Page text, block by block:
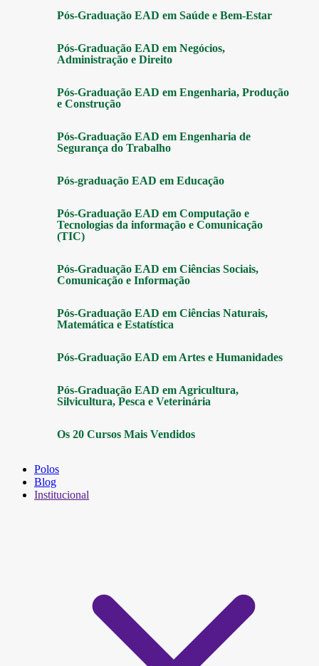
Pós-Graduação EAD em Saúde e Bem-Estar
Pós-Graduação EAD em Negócios,
Administração e Direito
Pós-Graduação EAD em Engenharia, Produção
e Construção
Pós-Graduação EAD em Engenharia de
Segurança do Trabalho
Pós-graduação EAD em Educação
Pós-Graduação EAD em Computação e
Tecnologias da informação e Comunicação
(TIC)
Pós-Graduação EAD em Ciências Sociais,
Comunicação e Informação
Pós-Graduação EAD em Ciências Naturais,
Matemática e Estatística
Pós-Graduação EAD em Artes e Humanidades
Pós-Graduação EAD em Agricultura,
Silvicultura, Pesca e Veterinária
Os 20 Cursos Mais Vendidos
Polos
Blog
Institucional